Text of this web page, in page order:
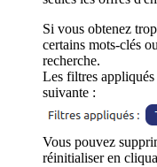
Si vous obtenez
certains mots-clés
recherche.
Les filtres appliqués
suivante :
Vous pouvez
réinitialiser en